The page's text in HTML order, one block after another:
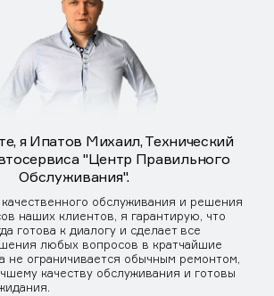
я Ипатов Михаил, Технический
"Центр Правильного
Обслуживания".
обслуживания и решения
наших клиентов, я гарантирую, что
готова к диалогу и сделает все
любых вопросов в кратчайшие
не ограничивается обычным ремонтом,
качеству обслуживания и готовы